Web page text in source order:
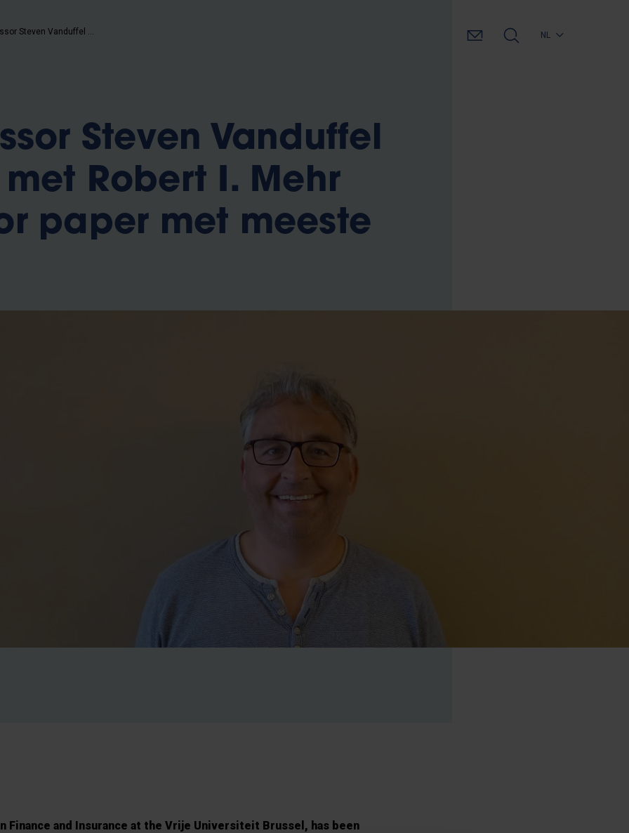
NL
Steven Vanduffel
Robert I. Mehr
paper met meeste
Finance and Insurance at the Vrije Universiteit Brussel, has been